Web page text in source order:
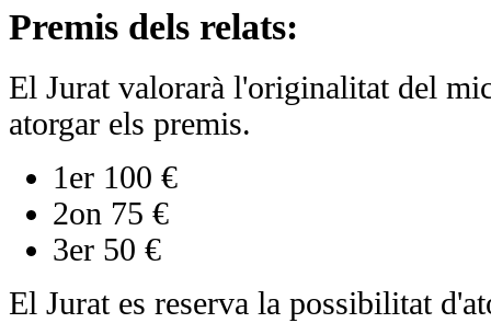
Premis dels relats:
El Jurat valorarà l'originalitat del
atorgar els premis.
1er 100 €
2on 75 €
3er 50 €
El Jurat es reserva la possibilitat